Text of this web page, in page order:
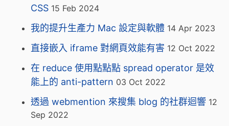
CSS 15 Feb 2024
我的提升生產力 Mac 設定與軟體 14 Apr 2023
直接嵌入 iframe 對網頁效能有害 12 Oct 2022
在 reduce 使用點點點 spread operator 是效
能上的 anti-pattern 03 Oct 2022
透過 webmention 來搜集 blog 的社群迴響 12
Sep 2022